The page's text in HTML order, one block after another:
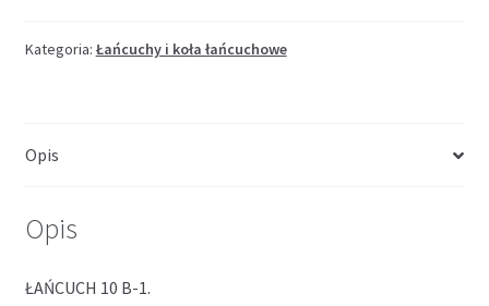
Kategoria: Łańcuchy i koła łańcuchowe
Opis
Opis
ŁAŃCUCH 10 B-1.